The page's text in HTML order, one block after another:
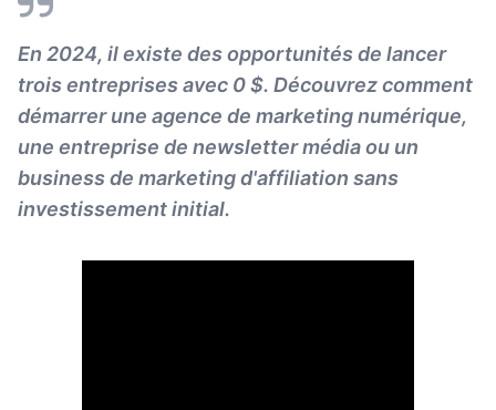
En 2024, il existe des opportunités de lancer
trois entreprises avec 0 $. Découvrez comment
démarrer une agence de marketing numérique,
une entreprise de newsletter média ou un
business de marketing d'affiliation sans
investissement initial.